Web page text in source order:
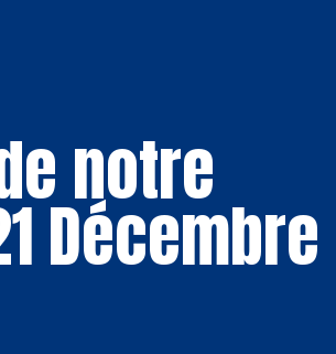
notre
Décembre